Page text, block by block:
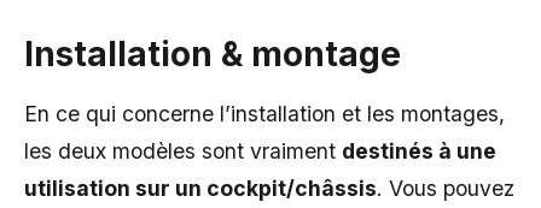
Installation & montage
En ce qui concerne l’installation et les montages,
les deux modèles sont vraiment destinés à une
utilisation sur un cockpit/châssis. Vous pouvez